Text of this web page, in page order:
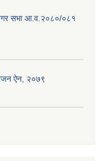
सभा आ.व.२०८०/०८१
ऐन, २०७९